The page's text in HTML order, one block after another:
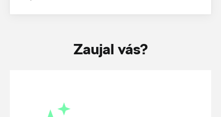
Zaujal vás?